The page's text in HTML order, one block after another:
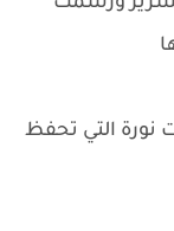
نورة التي تحفظ